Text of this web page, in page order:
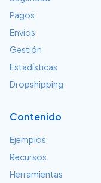
Pagos
Envíos
Gestión
Estadísticas
Dropshipping
Contenido
Ejemplos
Recursos
Herramientas